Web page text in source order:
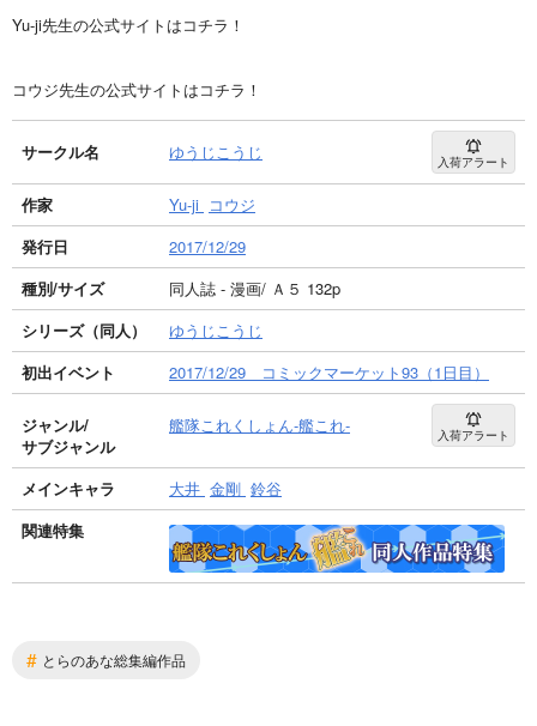
Yu-ji先生の公式サイトはコチラ！
コウジ先生の公式サイトはコチラ！
サークル名 ゆうじこうじ 入荷アラート
作家 Yu-ji コウジ
発行日
2017/12/29
種別/サイズ
同人誌 - 漫画/ Ａ５ 132p
シリーズ（同人）
ゆうじこうじ
初出イベント
2017/12/29 コミックマーケット93（1日目）
ジャンル/
サブジャンル
艦隊これくしょん-艦これ- 入荷アラート
メインキャラ 大井 金剛 鈴谷
関連特集
# とらのあな総集編作品